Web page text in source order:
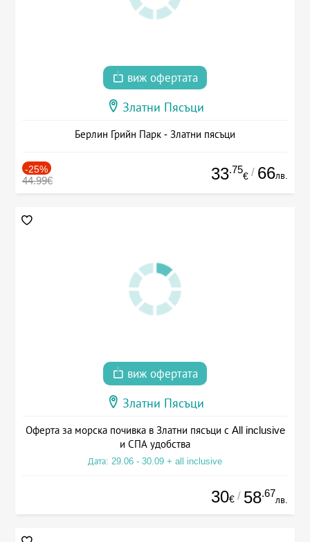
виж офертата
Златни Пясъци
Берлин Грийн Парк - Златни пясъци
-25%
44.99€ 33.75
€ / 66лв.
виж офертата
Златни Пясъци
Оферта за морска почивка в Златни пясъци с All inclusive
и СПА удобства
Дата: 29.06 - 30.09 + all inclusive
30€ / 58.67
лв.